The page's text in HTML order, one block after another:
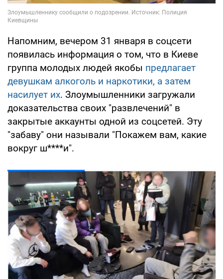
Напомним, вечером 31 января в соцсети
появилась информация о том, что в Киеве
группа молодых людей якобы предлагает
девушкам алкоголь и наркотики, а затем
насилует их. Злоумышленники загружали
доказательства своих "развлечений" в
закрытые аккаунты одной из соцсетей. Эту
"забаву" они называли "Покажем вам, какие
вокруг ш****и".